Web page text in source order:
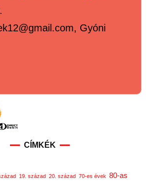
Gyóni
CÍMKÉK
19. század 20. század 70-es évek 80-as